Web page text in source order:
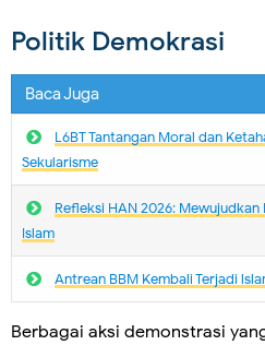
Politik Demokrasi
Baca Juga
L6BT Tantangan Moral dan
Sekularisme
Refleksi HAN 2026:
Islam
Antrean BBM Kembali Terjadi
Berbagai aksi demonstrasi